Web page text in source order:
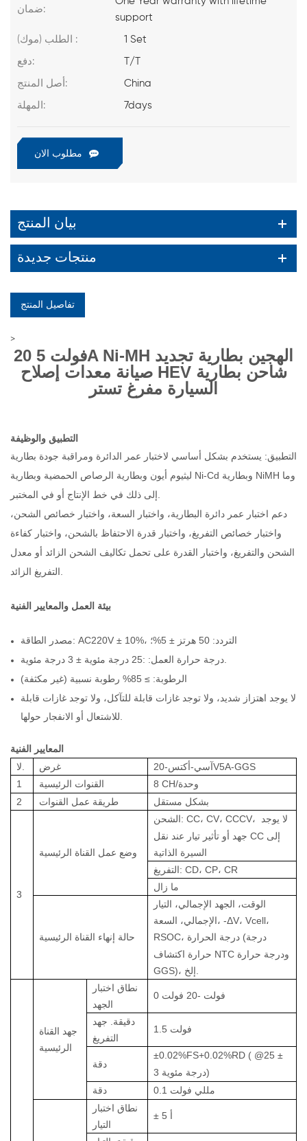
ضمان:
support
الطلب (موك) : 1 Set
دفع: T/T
أصل المنتج: China
المهلة: 7days
مطلوب الان
بيان المنتج
منتجات جديدة
تفاصيل المنتج
>
20 فولت 5A Ni-MH الهجين بطارية تجديد
صيانة معدات إصلاح HEV شاحن بطارية
السيارة مفرغ تستر
التطبيق والوظيفة
التطبيق: يستخدم بشكل أساسي لاختبار عمر الدائرة ومراقبة جودة بطارية
ليثيوم أيون وبطارية الرصاص الحمضية وبطارية Ni-Cd وبطارية NiMH وما
إلى ذلك في خط الإنتاج أو في المختبر.
دعم اختبار عمر دائرة البطارية، واختبار السعة، واختبار خصائص الشحن،
واختبار خصائص التفريغ، واختبار قدرة الاحتفاظ بالشحن، واختبار كفاءة
الشحن والتفريغ، واختبار القدرة على تحمل تكاليف الشحن الزائد أو معدل
التفريغ الزائد.
بيئة العمل والمعايير الفنية
مصدر الطاقة: AC220V ± 10%، التردد: 50 هرتز ± 5%؛
درجة حرارة العمل: :25 درجة مئوية ± 3 درجة مئوية.
الرطوبة: ≥ 85% رطوبة نسبية (غير مكثفة)
لا يوجد اهتزاز شديد، ولا توجد غازات قابلة للتآكل، ولا توجد غازات قابلة
المعايير
لا.
غرض
آسي-أكتس-20V5A-GGS
1
القنوات الرئيسية 8
CH/وحدة
2
طريقة عمل القنوات بشكل مستقل
3
وضع عمل القناة الرئيسية
الشحن: CC، CV، CCCV، لا يوجد
جهد أو تأثير تيار عند نقل CC إلى
السيرة الذاتية
التفريغ: CD، CP، CR
ما زال
حالة إنهاء القناة الرئيسية
الوقت، الجهد الإجمالي، التيار
الإجمالي، السعة، -ΔV، Vcell،
RSOC، درجة الحرارة (درجة
حرارة اكتشاف NTC ودرجة حرارة
GGS)، إلخ.
جهد القناة
الرئيسية
نطاق اختبار
الجهد
0 فولت -20 فولت
دقيقة. جهد
التفريغ
1.5 فولت
دقة
±0.02%FS+0.02%RD ( @25 ±
3
درجة مئوية)
دقة
0.1 مللي فولت
نطاق اختبار
التيار
± 5 أ